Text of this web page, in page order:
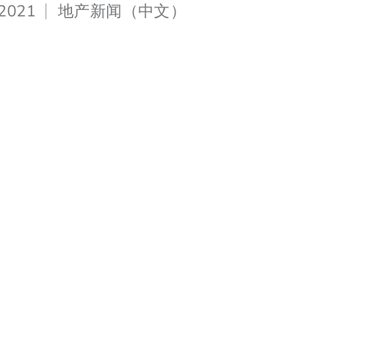
地产新闻（中文）